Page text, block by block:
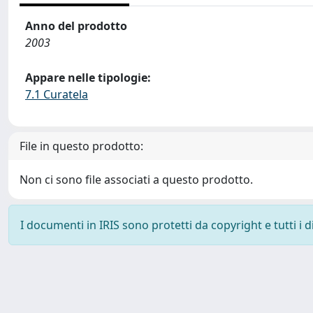
Anno del prodotto
2003
Appare nelle tipologie:
7.1 Curatela
File in questo prodotto:
Non ci sono file associati a questo prodotto.
I documenti in IRIS sono protetti da copyright e tutti i